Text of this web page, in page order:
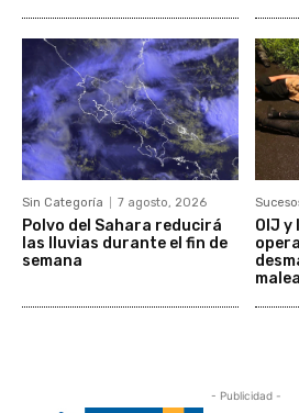
Sin Categoría 7 agosto, 2026
Polvo del Sahara reducirá
las lluvias durante el fin de
semana
OIJ y
- Publicidad -